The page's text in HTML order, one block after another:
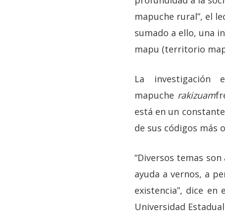
mapuche rural”, el
sumado a ello, una
mapu (territorio
La
mapuche rakizuam
está en un
de sus códigos más
“Diversos temas
ayuda a vernos, a
existencia”, dice
Universidad